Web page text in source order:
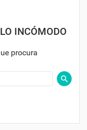
INCÓMODO
procura